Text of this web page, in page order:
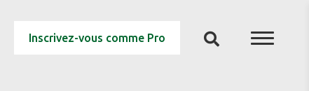
Inscrivez-vous comme Pro